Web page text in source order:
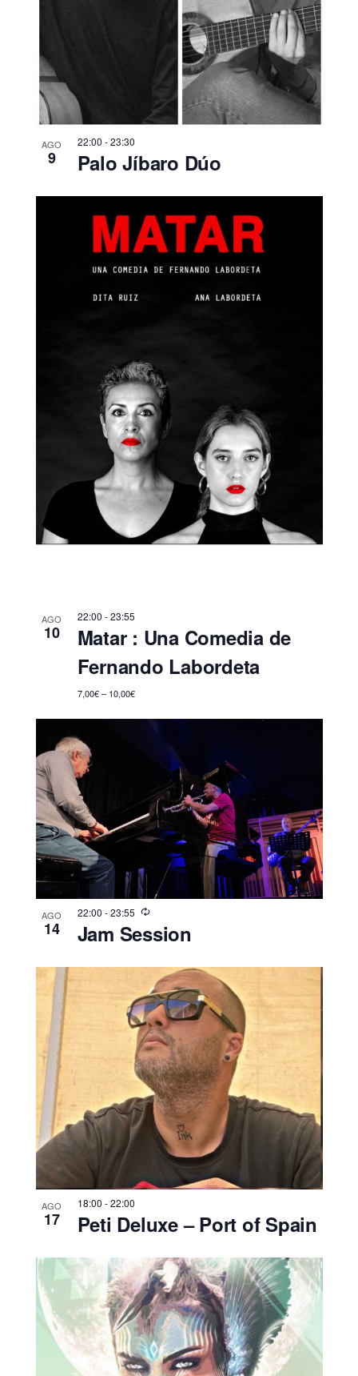
AGO
9
22:00 -23:30
Palo Jíbaro Dúo
AGO
10
22:00 -23:55
Matar : Una Comedia de
Fernando Labordeta
7,00€ – 10,00€
AGO
14
22:00 -23:55
Jam Session
AGO
17
18:00 -22:00
Peti Deluxe – Port of Spain